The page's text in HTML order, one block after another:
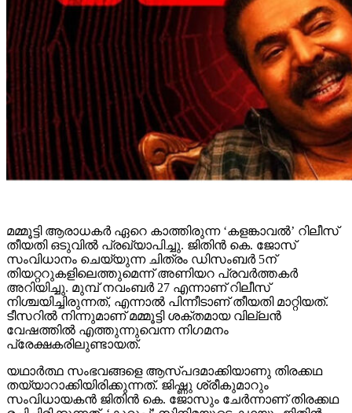
മമ്മൂട്ടി ആരാധകര്‍ ഏറെ കാത്തിരുന്ന ‘കളങ്കാവല്‍’ റിലീസ്
തീയതി ഒടുവില്‍ പ്രഖ്യാപിച്ചു. ജിതിന്‍ കെ. ജോസ്
സംവിധാനം ചെയ്യുന്ന ചിത്രം ഡിസംബര്‍ 5ന്
തിയറ്ററുകളിലെത്തുമെന്ന് അണിയറ പ്രവര്‍ത്തകര്‍
അറിയിച്ചു. മുമ്പ് നവംബര്‍ 27 എന്നാണ് റിലീസ്
നിശ്ചയിച്ചിരുന്നത്, എന്നാല്‍ പിന്നീടാണ് തീയതി മാറ്റിയത്.
ടീസറില്‍ നിന്നുമാണ് മമ്മൂട്ടി ശക്തമായ വില്ലന്‍
വേഷത്തില്‍ എത്തുന്നുവെന്ന നിഗമനം
പ്രേക്ഷകരിലുണ്ടായത്.
യഥാര്‍ത്ഥ സംഭവങ്ങളെ ആസ്പദമാക്കിയാണു തിരക്കഥ
തയ്യാറാക്കിയിരിക്കുന്നത്. ജിഷ്ണു ശ്രീകുമാറും
സംവിധായകന്‍ ജിതിന്‍ കെ. ജോസും ചേര്‍ന്നാണ് തിരക്കഥ